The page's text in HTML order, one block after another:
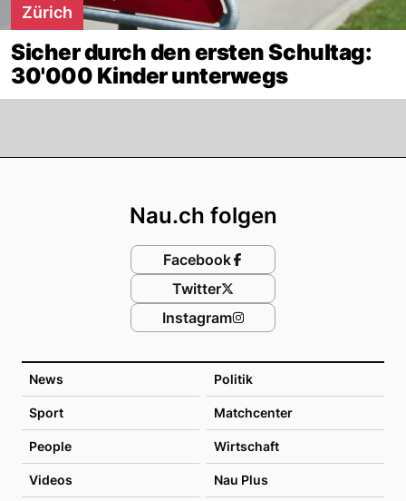
Zürich
Sicher durch den ersten Schultag:
30'000 Kinder unterwegs
News Politik
Sport Matchcenter
People Wirtschaft
Videos Nau Plus
Nau.ch folgen
Facebook
Twitter
Instagram